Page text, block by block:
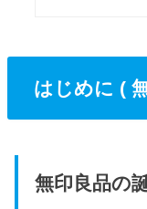
はじめに (
無印良品の